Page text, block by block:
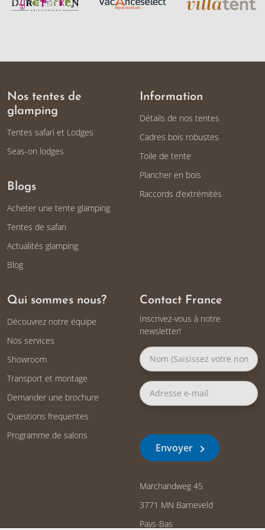
Nos tentes de
glamping
Tentes safari et Lodges
Seas-on lodges
Blogs
Acheter une tente glamping
Tentes de safari
Actualités glamping
Blog
Information
Détails de nos tentes
Cadres bois robustes
Toile de tente
Plancher en bois
Raccords d’extrémités
Qui sommes nous?
Découvrez notre équipe
Nos services
Showroom
Transport et montage
Demander une brochure
Questions frequentes
Programme de salons
Contact France
Inscrivez-vous à notre
newsletter!
Envoyer
Marchandweg 45
3771 MN Barneveld
Pays-Bas